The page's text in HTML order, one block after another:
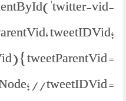
vid-
tweetIDVid;
{ tweetParentVid =
//tweetIDVid =